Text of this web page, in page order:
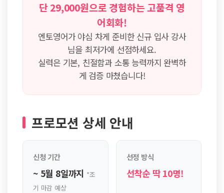
단 29,000원으로 경험하는 고품격 영
어회화!
엔토영어가 야심 차게 준비한 신규 입사 강사
님을 최저가에 선점하세요.
실력은 기본, 친절함과 소통 능력까지 완벽하
게 검증 마쳤습니다!
프로모션 상세 안내
신청 기간
~ 5월 8일까지 *조
기 마감 예상
선정 방식
선착순 딱 10명!